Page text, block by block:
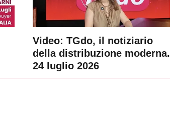
Video: TGdo, il notiziario
della distribuzione moderna.
24 luglio 2026